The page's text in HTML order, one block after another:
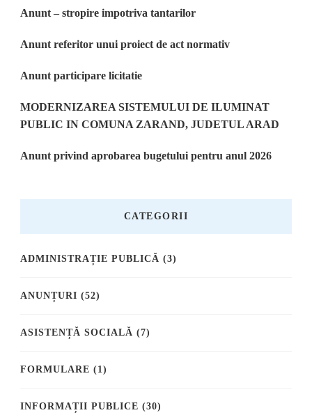
Anunt – stropire impotriva tantarilor
Anunt referitor unui proiect de act normativ
Anunt participare licitatie
MODERNIZAREA SISTEMULUI DE ILUMINAT
PUBLIC IN COMUNA ZARAND, JUDETUL ARAD
Anunt privind aprobarea bugetului pentru anul 2026
CATEGORII
ADMINISTRAȚIE PUBLICĂ (3)
ANUNȚURI (52)
ASISTENȚĂ SOCIALĂ (7)
FORMULARE (1)
INFORMAȚII PUBLICE (30)